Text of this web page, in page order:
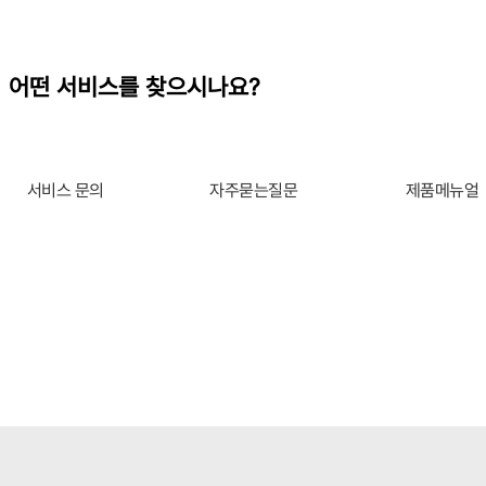
어떤 서비스를 찾으시나요?
서비스 문의 자주묻는질문 제품메뉴얼